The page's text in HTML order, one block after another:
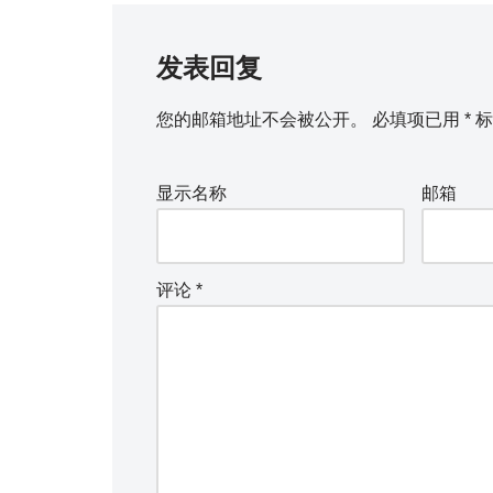
发表回复
您的邮箱地址不会被公开。 必填项已用 *
显示名称 邮箱
评论 *